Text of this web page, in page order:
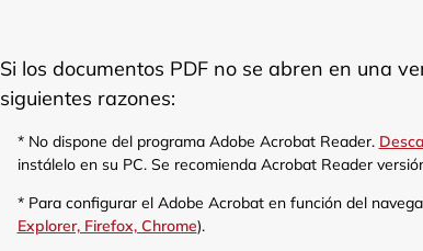
Si los documentos PDF no se abren en una
siguientes razones:
* No dispone del programa Adobe Acrobat Reader.
instálelo en su PC. Se recomienda Acrobat Reader
* Para configurar el Adobe Acrobat en función del
Explorer, Firefox, Chrome).